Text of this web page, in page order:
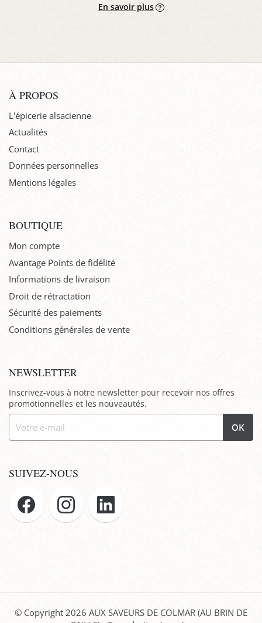
En savoir plus
À PROPOS
L'épicerie alsacienne
Actualités
Contact
Données personnelles
Mentions légales
BOUTIQUE
Mon compte
Avantage Points de fidélité
Informations de livraison
Droit de rétractation
Sécurité des paiements
Conditions générales de vente
NEWSLETTER
Inscrivez-vous à notre newsletter pour recevoir nos offres
promotionnelles et les nouveautés.
OK
SUIVEZ-NOUS
© Copyright 2026 AUX SAVEURS DE COLMAR (AU BRIN DE